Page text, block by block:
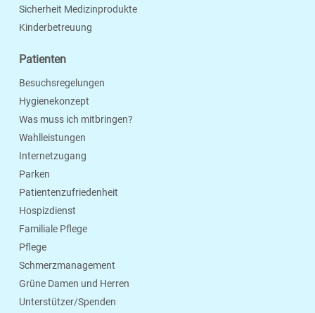
Sicherheit Medizinprodukte
Kinderbetreuung
Patienten
Besuchsregelungen
Hygienekonzept
Was muss ich mitbringen?
Wahlleistungen
Internetzugang
Parken
Patientenzufriedenheit
Hospizdienst
Familiale Pflege
Pflege
Schmerzmanagement
Grüne Damen und Herren
Unterstützer/Spenden